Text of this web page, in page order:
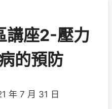
座2-壓力
的預防
年 7 月 31 日